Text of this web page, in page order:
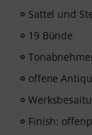
Sattel und
19 Bünde
offene
Finish: